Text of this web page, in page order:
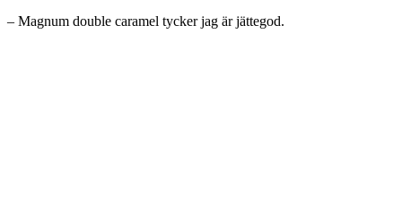
– Magnum double caramel tycker jag är jättegod.